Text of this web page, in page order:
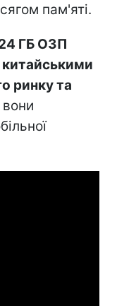
пам'яті.
24 ГБ ОЗП
китайськими
ринку та